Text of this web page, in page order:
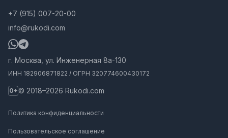
+7 (915) 007-20-00
info@rukodi.com
г. Москва, ул. Инженерная 8а-130
ИНН 182906871822 / ОГРН 320774600430172
0+© 2018–2026 Rukodi.com
Политика конфиденциальности
Пользовательское соглашение